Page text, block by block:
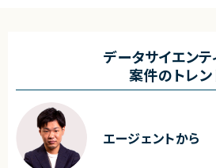
・詳細設計書、テスト仕様書等のドキュメント
・成果物レビューおよび品質管理
・開発メンバーへの技術支援、進捗管理
■体制
・少人数体制でのプロジェクト推進
・クライアントおよび開発メンバーとのコミュ
ニケーションあり
データサイエンテ
案件のトレン
エージェントから